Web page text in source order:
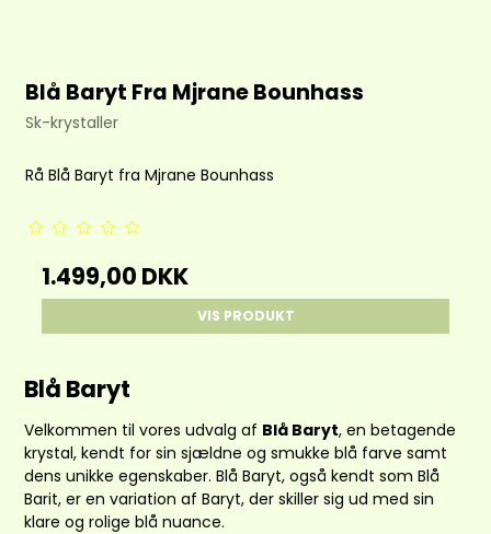
Blå Baryt Fra Mjrane Bounhass
Sk-krystaller
Rå Blå Baryt fra Mjrane Bounhass
1.499,00 DKK
VIS PRODUKT
Blå Baryt
Velkommen til vores udvalg af Blå Baryt, en betagende
krystal, kendt for sin sjældne og smukke blå farve samt
dens unikke egenskaber. Blå Baryt, også kendt som Blå
Barit, er en variation af Baryt, der skiller sig ud med sin
klare og rolige blå nuance.